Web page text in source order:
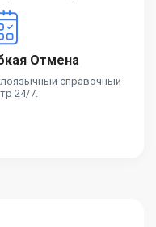
Отмена
справочный
24/7.